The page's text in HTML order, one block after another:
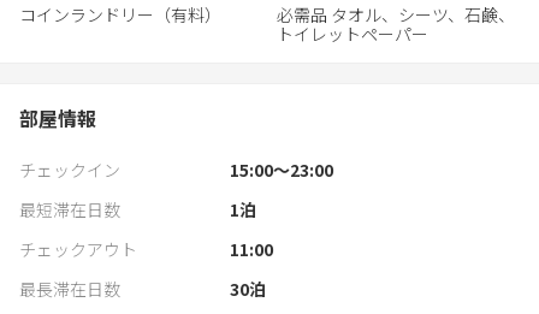
コインランドリー（有料）
必需品 タオル、シーツ、石鹸、
トイレットペーパー
部屋情報
チェックイン
15:00〜23:00
最短滞在日数
1泊
チェックアウト
11:00
最長滞在日数
30泊